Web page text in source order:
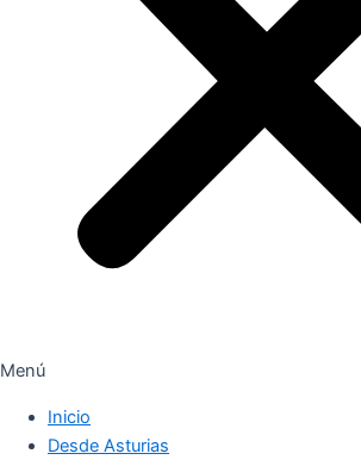
Menú
Inicio
Desde Asturias